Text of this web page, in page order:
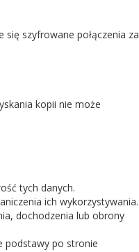
szyfrowane połączenia za
kopii nie może
tych danych.
ich wykorzystywania.
dochodzenia lub obrony
podstawy po stronie